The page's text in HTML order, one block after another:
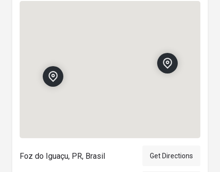
Foz do Iguaçu, PR, Brasil Get Directions